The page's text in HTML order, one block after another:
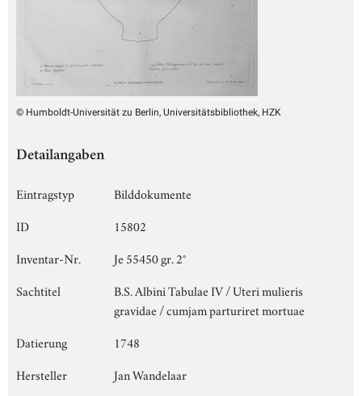
© Humboldt-Universität zu Berlin, Universitätsbibliothek, HZK
Detailangaben
Eintragstyp
Bilddokumente
ID
15802
Inventar-Nr.
Je 55450 gr. 2°
Sachtitel
B.S. Albini Tabulae IV / Uteri mulieris
gravidae / cumjam parturiret mortuae
Datierung
1748
Hersteller
Jan Wandelaar